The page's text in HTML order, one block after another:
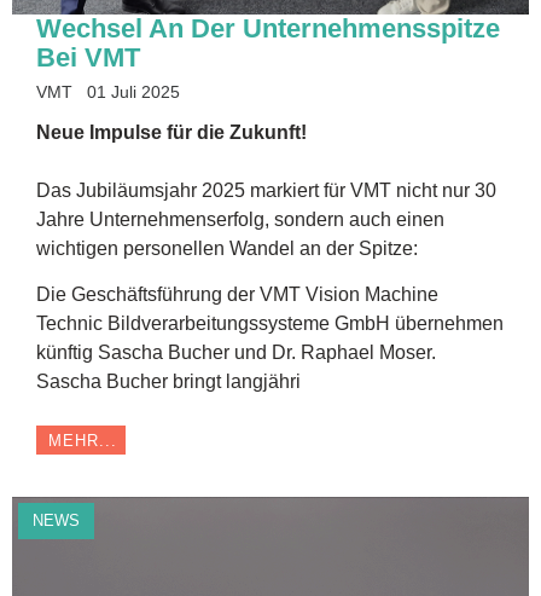
Wechsel An Der Unternehmensspitze
Bei VMT
VMT 01 Juli 2025
Neue Impulse für die Zukunft!
Das Jubiläumsjahr 2025 markiert für VMT nicht nur 30
Jahre Unternehmenserfolg, sondern auch einen
wichtigen personellen Wandel an der Spitze:
Die Geschäftsführung der VMT Vision Machine
Technic Bildverarbeitungssysteme GmbH übernehmen
künftig Sascha Bucher und Dr. Raphael Moser.
Sascha Bucher bringt langjähri
MEHR...
NEWS